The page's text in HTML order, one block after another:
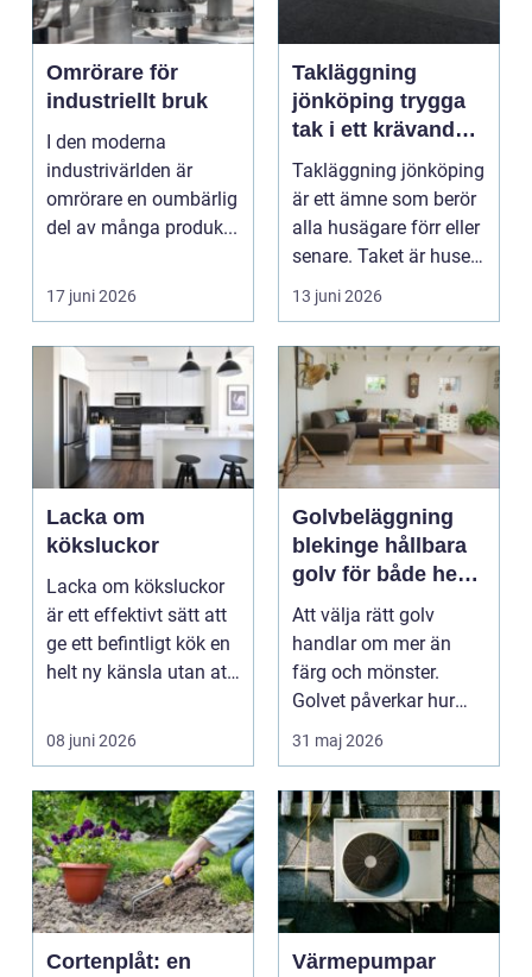
Omrörare för
industriellt bruk
I den moderna
industrivärlden är
omrörare en oumbärlig
del av många produk...
17 juni 2026
Takläggning
jönköping trygga
tak i ett krävande
småländskt klimat
Takläggning jönköping
är ett ämne som berör
alla husägare förr eller
senare. Taket är husets
viktiga...
13 juni 2026
Lacka om
köksluckor
Lacka om köksluckor
är ett effektivt sätt att
ge ett befintligt kök en
helt ny känsla utan att
08 juni 2026
Golvbeläggning
blekinge hållbara
golv för både hem
och företag
Att välja rätt golv
handlar om mer än
färg och mönster.
Golvet påverkar hur
rummet upplevs, hur
31 maj 2026
Cortenplåt: en
Värmepumpar